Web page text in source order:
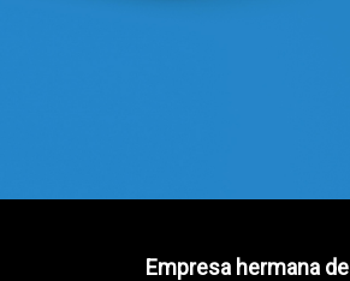
Empresa hermana de